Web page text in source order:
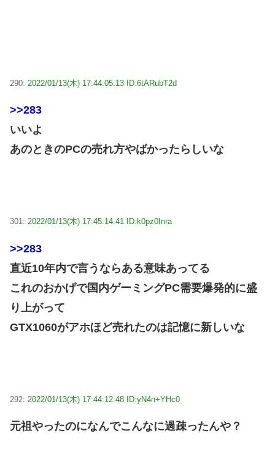
290: 2022/01/13(木) 17:44:05.13 ID:6tARubT2d
>>283
いいよ
あのときのPCの売れ方やばかったらしいな
301: 2022/01/13(木) 17:45:14.41 ID:k0pz0Inra
>>283
直近10年内で言うならある意味あってる
これのおかげで国内ゲーミングPC需要爆発的に盛
り上がって
GTX1060がアホほど売れたのは記憶に新しいな
292: 2022/01/13(木) 17:44:12.48 ID:yN4n+YHc0
元祖やったのになんでこんなに過疎ったんや？